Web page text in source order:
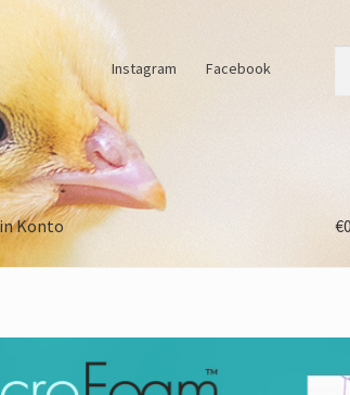
Instagram Facebook
Konto €